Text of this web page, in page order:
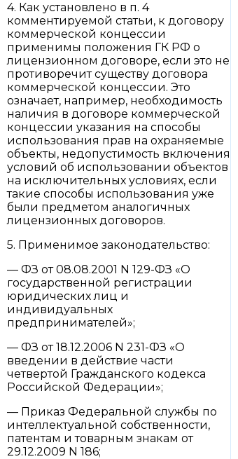
4. Как установлено в п. 4
комментируемой статьи, к договору
коммерческой концессии
применимы положения ГК РФ о
лицензионном договоре, если это не
противоречит существу договора
коммерческой концессии. Это
означает, например, необходимость
наличия в договоре коммерческой
концессии указания на способы
использования прав на охраняемые
объекты, недопустимость включения
условий об использовании объектов
на исключительных условиях, если
такие способы использования уже
были предметом аналогичных
лицензионных договоров.
5. Применимое законодательство:
— ФЗ от 08.08.2001 N 129-ФЗ «О
государственной регистрации
юридических лиц и
индивидуальных
предпринимателей»;
— ФЗ от 18.12.2006 N 231-ФЗ «О
введении в действие части
четвертой Гражданского кодекса
Российской Федерации»;
— Приказ Федеральной службы по
интеллектуальной собственности,
патентам и товарным знакам от
29.12.2009 N 186;